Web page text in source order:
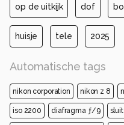
op de uitkijk dof
huisje tele 2025
Automatische tags
nikon corporation nikon z 8
iso 2200 diafragma ƒ/9